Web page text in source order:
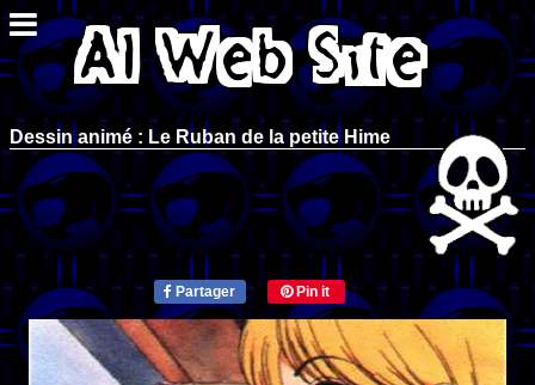
Dessin animé : Le Ruban de la petite Hime
Partager Pin it